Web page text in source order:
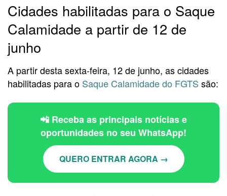
Cidades habilitadas para o Saque
Calamidade a partir de 12 de
junho
A partir desta sexta-feira, 12 de junho, as cidades
habilitadas para o Saque Calamidade do FGTS são:
📲 Receba as principais notícias e
oportunidades no seu WhatsApp!
QUERO ENTRAR AGORA →